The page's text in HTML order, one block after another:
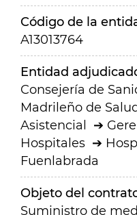
Código de la
A13013764
Entidad
Consejería de
Madrileño de
Asistencial
Hospitales
Fuenlabrada
Objeto del
Suministro de